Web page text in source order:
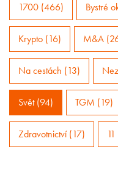
1700 (466) Bystré
Krypto (16) M&A
Na cestách (13)
Svět (94) TGM (19)
Zdravotnictví (17)